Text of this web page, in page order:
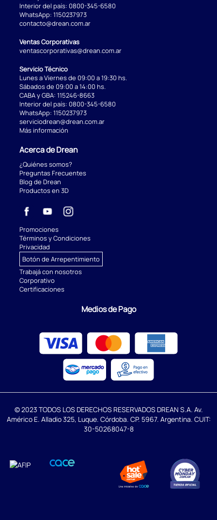
Interior del país: 0800-345-6580
WhatsApp: 1150237973
contacto@drean.com.ar
Ventas Corporativas
ventascorporativas@drean.com.ar
Servicio Técnico
Lunes a Viernes de 09:00 a 19:30 hs.
Sábados de 09:00 a 14:00 hs.
CABA y GBA: 115246-8663
Interior del país: 0800-345-6580
WhatsApp: 1150237973
serviciodrean@drean.com.ar
Más información
Acerca de Drean
¿Quiénes somos?
Preguntas Frecuentes
Blog de Drean
Productos en 3D
Promociones
Términos y Condiciones
Privacidad
Botón de Arrepentimiento
Trabajá con nosotros
Corporativo
Certificaciones
Medios de Pago
© 2023 TODOS LOS DERECHOS RESERVADOS DREAN S.A. Av.
Américo E. Alladio 325, Luque. Córdoba. CP. 5967. Argentina. CUIT:
30-50268047-8